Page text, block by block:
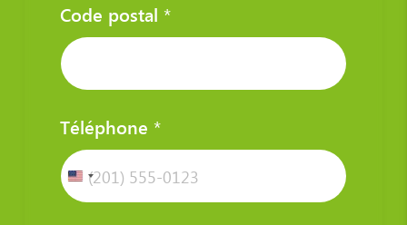
Code postal *
Téléphone *